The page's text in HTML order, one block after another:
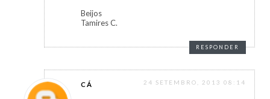
Beijos
Tamires C.
RESPONDER
CÁ 24 SETEMBRO, 2013 08:14